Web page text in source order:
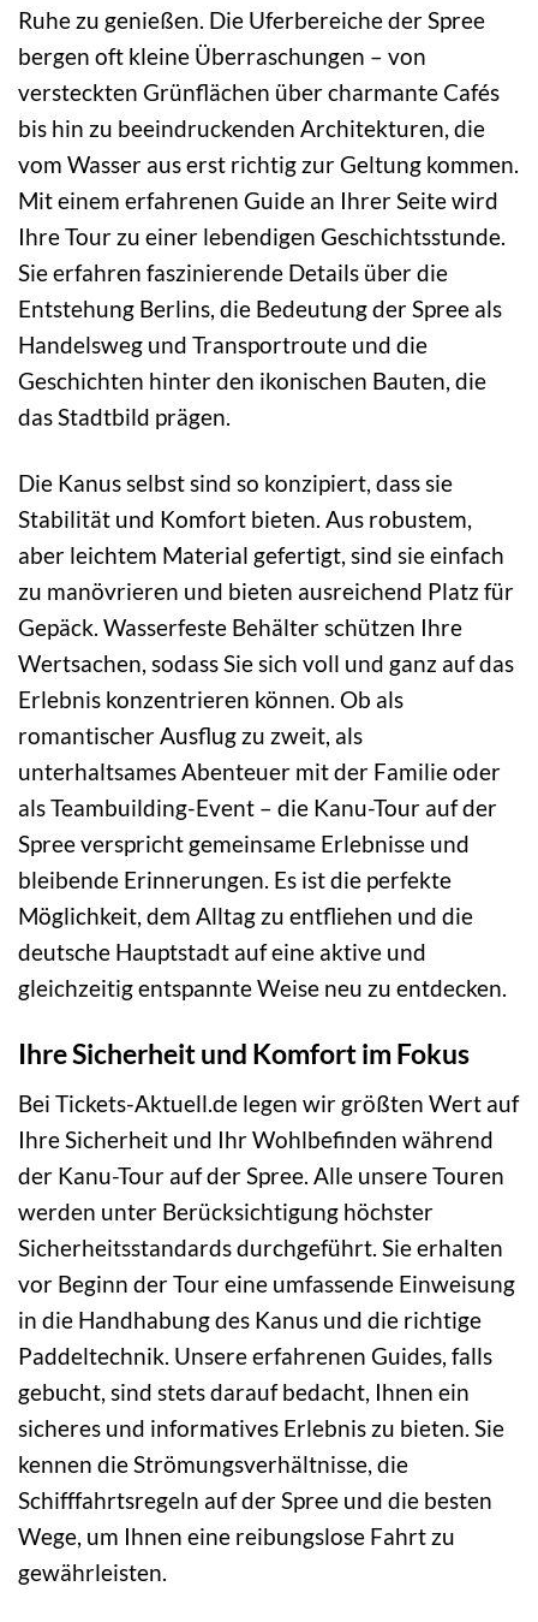
Ruhe zu genießen. Die Uferbereiche der Spree
bergen oft kleine Überraschungen – von
versteckten Grünflächen über charmante Cafés
bis hin zu beeindruckenden Architekturen, die
vom Wasser aus erst richtig zur Geltung kommen.
Mit einem erfahrenen Guide an Ihrer Seite wird
Ihre Tour zu einer lebendigen Geschichtsstunde.
Sie erfahren faszinierende Details über die
Entstehung Berlins, die Bedeutung der Spree als
Handelsweg und Transportroute und die
Geschichten hinter den ikonischen Bauten, die
das Stadtbild prägen.
Die Kanus selbst sind so konzipiert, dass sie
Stabilität und Komfort bieten. Aus robustem,
aber leichtem Material gefertigt, sind sie einfach
zu manövrieren und bieten ausreichend Platz für
Gepäck. Wasserfeste Behälter schützen Ihre
Wertsachen, sodass Sie sich voll und ganz auf das
Erlebnis konzentrieren können. Ob als
romantischer Ausflug zu zweit, als
unterhaltsames Abenteuer mit der Familie oder
als Teambuilding-Event – die Kanu-Tour auf der
Spree verspricht gemeinsame Erlebnisse und
bleibende Erinnerungen. Es ist die perfekte
Möglichkeit, dem Alltag zu entfliehen und die
deutsche Hauptstadt auf eine aktive und
gleichzeitig entspannte Weise neu zu entdecken.
Ihre Sicherheit und Komfort im Fokus
Bei Tickets-Aktuell.de legen wir größten Wert auf
Ihre Sicherheit und Ihr Wohlbefinden während
der Kanu-Tour auf der Spree. Alle unsere Touren
werden unter Berücksichtigung höchster
Sicherheitsstandards durchgeführt. Sie erhalten
vor Beginn der Tour eine umfassende Einweisung
in die Handhabung des Kanus und die richtige
Paddeltechnik. Unsere erfahrenen Guides, falls
gebucht, sind stets darauf bedacht, Ihnen ein
sicheres und informatives Erlebnis zu bieten. Sie
kennen die Strömungsverhältnisse, die
Schifffahrtsregeln auf der Spree und die besten
Wege, um Ihnen eine reibungslose Fahrt zu
gewährleisten.